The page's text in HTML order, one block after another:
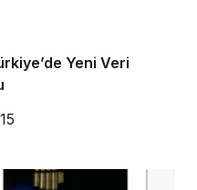
Yeni Veri